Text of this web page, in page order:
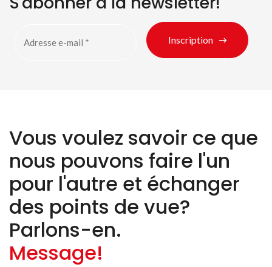
Inscription
Vous voulez savoir ce que
nous pouvons faire l'un
pour l'autre et échanger
des points de vue?
Parlons-en.
Message!